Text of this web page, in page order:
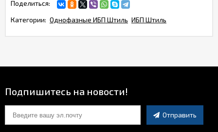
Поделиться:
Категории: Однофазные ИБП Штиль ИБП Штиль
Подпишитесь на новости!
Отправить